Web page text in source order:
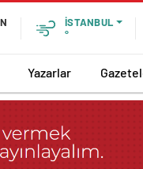
İSTANBUL
°
Yazarlar